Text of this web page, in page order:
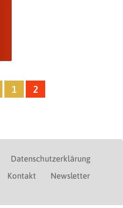
1 2
Datenschutzerklärung
Kontakt Newsletter